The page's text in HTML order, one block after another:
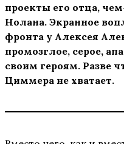
проекты его отца,
Нолана. Экранное
фронта у Алексея
промозглое, серое,
своим героям. Разве
Циммера не хватает.